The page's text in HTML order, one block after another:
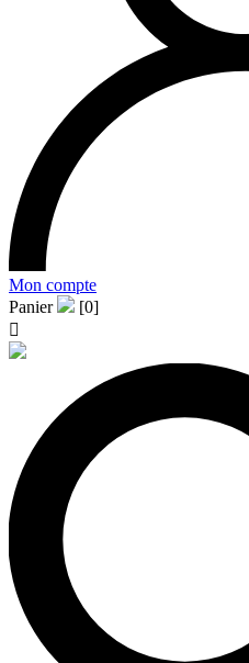
Mon compte
Panier
[0]
